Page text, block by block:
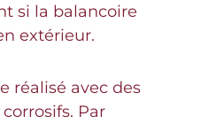
si la balancoire
extérieur.
réalisé avec des
Par